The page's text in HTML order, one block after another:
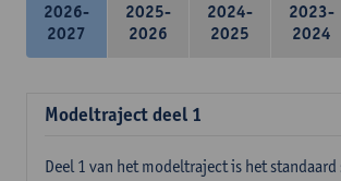
2026-
2027
2025-
2026
2024-
2025
2023-
2024
Modeltraject deel 1
Deel 1 van het modeltraject is het